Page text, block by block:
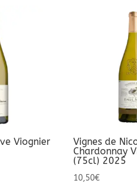
Viognier
Vignes de
Chardonnay
(75cl) 2025
10,50€